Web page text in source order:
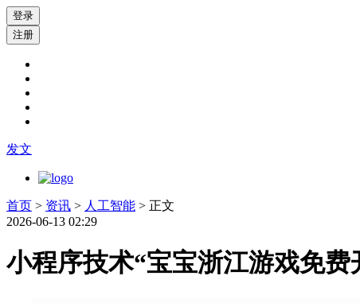
登录
注册
发文
首页 > 资讯 > 人工智能 > 正文
2026-06-13 02:29
小程序技术“宝宝浙江游戏免